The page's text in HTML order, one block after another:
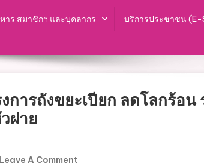
าร สมาชิกฯ และบุคลากร บริการประชาชน (E-
การถังขยะเปียก ลดโลกร้อ
ฝาย
Leave A Comment